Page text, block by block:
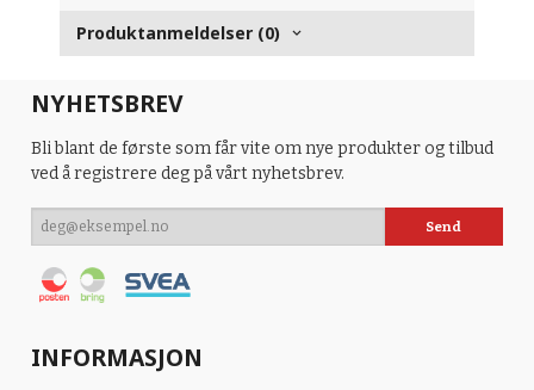
Produktanmeldelser (0)
NYHETSBREV
Bli blant de første som får vite om nye produkter og tilbud
ved å registrere deg på vårt nyhetsbrev.
INFORMASJON